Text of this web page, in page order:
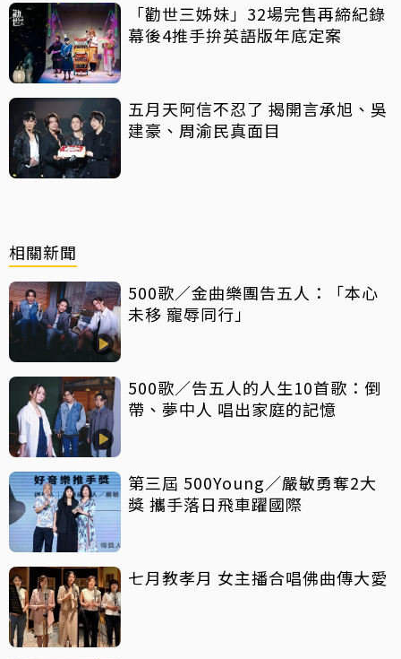
「勸世三姊妹」32場完售再締紀錄
幕後4推手拚英語版年底定案
五月天阿信不忍了 揭開言承旭、吳
建豪、周渝民真面目
相關新聞
500歌／金曲樂團告五人：「本心
未移 寵辱同行」
500歌／告五人的人生10首歌：倒
帶、夢中人 唱出家庭的記憶
第三屆 500Young／嚴敏勇奪2大
獎 攜手落日飛車躍國際
七月教孝月 女主播合唱佛曲傳大愛